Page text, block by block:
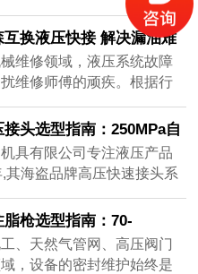
力是否匹配定制需求、产
理上是否可靠、以及是否
行业配套经验可供参考。
互换液压快接 解决漏油难
容方案
维修领域，液压系统故障
维修师傅的顽疾。根据行
题。
接头选型指南：250MPa自
工程应用
具有限公司专注液压产品
其海盗品牌高压快速接头系
用内置自锁防松结构设计,
的机械锁扣机制确保连接稳
解决振动工况下的松动隐
脂枪选型指南：70-
况下的密封注脂方案
、天然气管网、高压阀门
，设备的密封维护始终是